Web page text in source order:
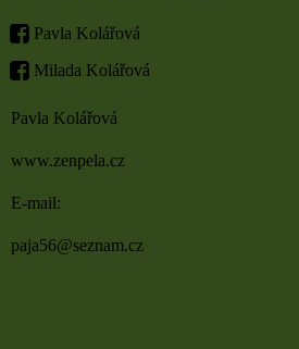
Pavla Kolářová
Milada Kolářová
Pavla Kolářová
www.zenpela.cz
E-mail:
paja56@seznam.cz